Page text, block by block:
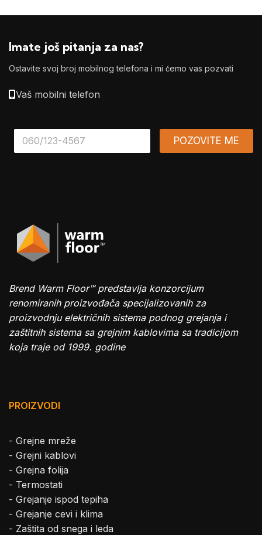
Imate još pitanja za nas?
Ostavite svoj broj mobilnog telefona i mi ćemo vas pozvati
Vaš mobilni telefon
*
POZOVITE ME
Brend Warm Floor™ predstavlja konzorcijum
renomiranih proizvođača specijalizovanih za
proizvodnju električnih sistema podnog grejanja i
zaštitnih sistema sa grejnim kablovima sa tradicijom
koja traje od 1999. godine
PROIZVODI
- Grejne mreže
- Grejni kablovi
- Grejna folija
- Termostati
- Grejanje ispod tepiha
- Grejanje cevi i klima
- Zaštita od snega i leda